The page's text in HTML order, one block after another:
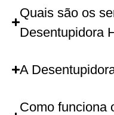
Quais são os
Desentupidora
A
Como funciona